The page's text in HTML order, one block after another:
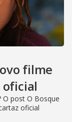
filme
oficial
post O Bosque
oficial